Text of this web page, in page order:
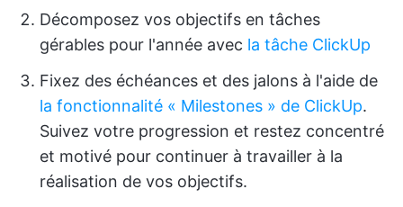
Décomposez vos objectifs en tâches
gérables pour l'année avec la tâche ClickUp
Fixez des échéances et des jalons à l'aide de
la fonctionnalité « Milestones » de ClickUp.
Suivez votre progression et restez concentré
et motivé pour continuer à travailler à la
réalisation de vos objectifs.